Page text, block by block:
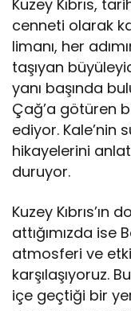
Kuzey Kıbrıs,
cenneti olarak
limanı, her
taşıyan
yanı başında
Çağ’a götüren
ediyor. Kale’nin
hikayelerini
duruyor.
Kuzey
attığımızda ise
atmosferi ve
karşılaşıyoruz.
içe geçtiği bir